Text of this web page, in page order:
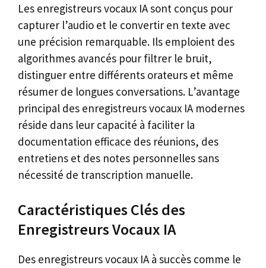
Les enregistreurs vocaux IA sont conçus pour
capturer l’audio et le convertir en texte avec
une précision remarquable. Ils emploient des
algorithmes avancés pour filtrer le bruit,
distinguer entre différents orateurs et même
résumer de longues conversations. L’avantage
principal des enregistreurs vocaux IA modernes
réside dans leur capacité à faciliter la
documentation efficace des réunions, des
entretiens et des notes personnelles sans
nécessité de transcription manuelle.
Caractéristiques Clés des
Enregistreurs Vocaux IA
Des enregistreurs vocaux IA à succès comme le